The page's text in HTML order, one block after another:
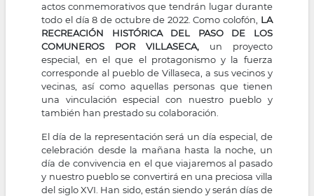
actos conmemorativos que tendrán lugar durante
todo el día 8 de octubre de 2022. Como colofón, LA
RECREACIÓN HISTÓRICA DEL PASO DE LOS
COMUNEROS POR VILLASECA, un proyecto
especial, en el que el protagonismo y la fuerza
corresponde al pueblo de Villaseca, a sus vecinos y
vecinas, así como aquellas personas que tienen
una vinculación especial con nuestro pueblo y
también han prestado su colaboración.
El día de la representación será un día especial, de
celebración desde la mañana hasta la noche, un
día de convivencia en el que viajaremos al pasado
y nuestro pueblo se convertirá en una preciosa villa
del siglo XVI. Han sido, están siendo y serán días de